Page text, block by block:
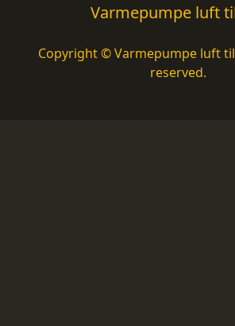
Varmepumpe luft
Copyright © Varmepumpe luft
reserved.